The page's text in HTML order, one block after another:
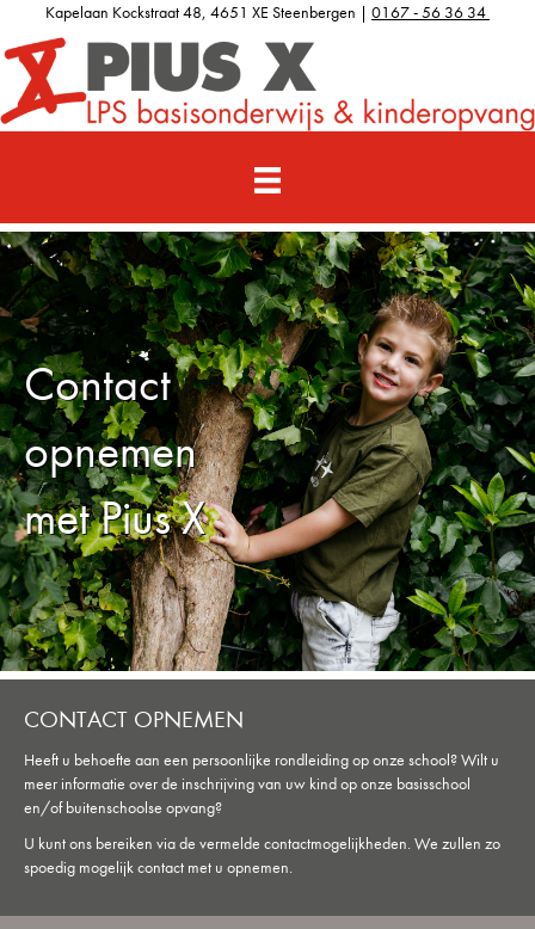
Kapelaan Kockstraat 48, 4651 XE Steenbergen | 0167 - 56 36 34
Contact
opnemen
met Pius X
CONTACT OPNEMEN
Heeft u behoefte aan een persoonlijke rondleiding op onze school? Wilt u
meer informatie over de inschrijving van uw kind op onze basisschool
en/of buitenschoolse opvang?
U kunt ons bereiken via de vermelde contactmogelijkheden. We zullen zo
spoedig mogelijk contact met u opnemen.